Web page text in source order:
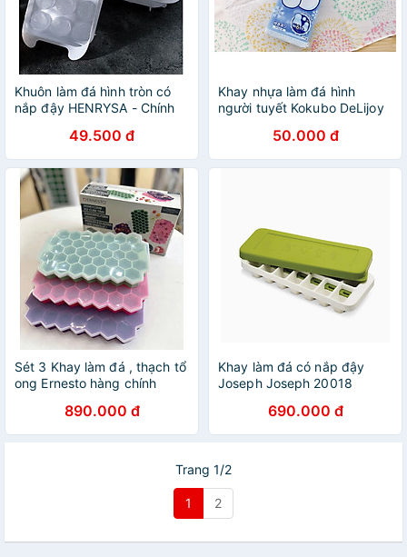
Khuôn làm đá hình tròn có
nắp đậy HENRYSA - Chính
49.500 đ
Khay nhựa làm đá hình
người tuyết Kokubo DeLijoy
50.000 đ
Sét 3 Khay làm đá , thạch tổ
ong Ernesto hàng chính
890.000 đ
Khay làm đá có nắp đậy
Joseph Joseph 20018
690.000 đ
Trang 1/2
1 2